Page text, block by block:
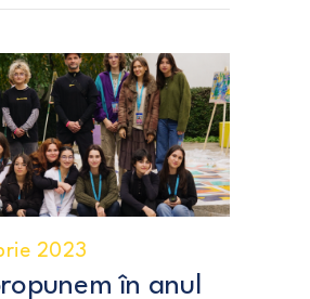
2023
în anul